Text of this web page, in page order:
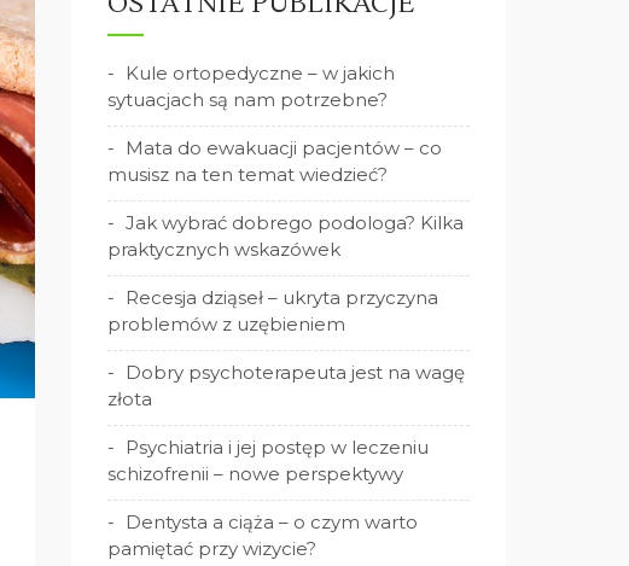
Kule ortopedyczne – w jakich
sytuacjach są nam potrzebne?
Mata do ewakuacji pacjentów – co
musisz na ten temat wiedzieć?
Jak wybrać dobrego podologa? Kilka
praktycznych wskazówek
Recesja dziąseł – ukryta przyczyna
problemów z uzębieniem
Dobry psychoterapeuta jest na wagę
złota
Psychiatria i jej postęp w leczeniu
schizofrenii – nowe perspektywy
Dentysta a ciąża – o czym warto
pamiętać przy wizycie?